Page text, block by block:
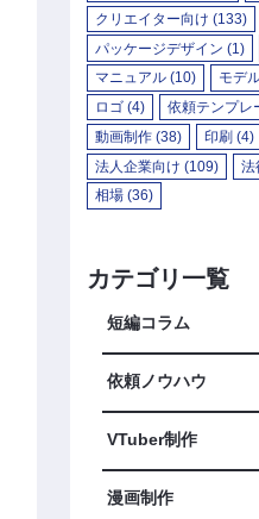
クリエイター向け (133)
パッケージデザイン (1)
マニュアル(10) モデ
ロゴ(4) 依頼テンプレ
動画制作(38) 印刷 (4)
法人企業向け (109) 法
相場(36)
カテゴリ一覧
短編コラム
依頼ノウハウ
VTuber制作
漫画制作